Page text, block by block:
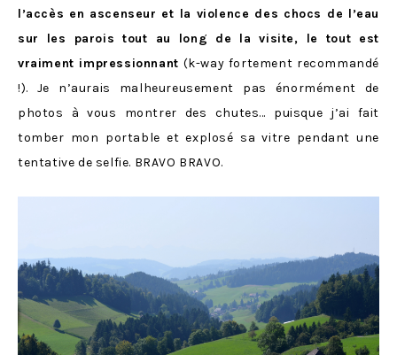
l’accès en ascenseur et la violence des chocs de l’eau
sur les parois tout au long de la visite, le tout est
vraiment impressionnant (k-way fortement recommandé
!). Je n’aurais malheureusement pas énormément de
photos à vous montrer des chutes… puisque j’ai fait
tomber mon portable et explosé sa vitre pendant une
tentative de selfie. BRAVO BRAVO.